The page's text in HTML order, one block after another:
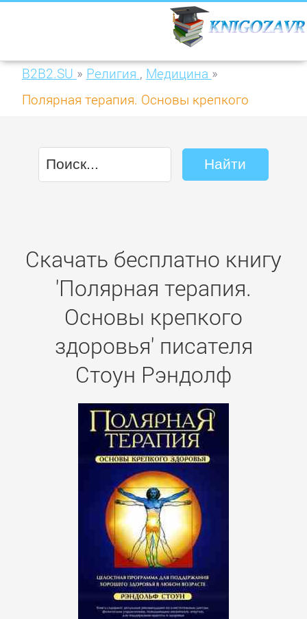
B2B2.SU » Религия , Медицина »
Полярная терапия. Основы крепкого
Скачать бесплатно книгу
'Полярная терапия.
Основы крепкого
здоровья' писателя
Стоун Рэндолф